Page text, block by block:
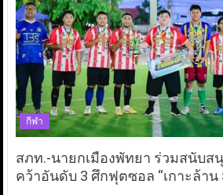
กีฬา
สภท.-นายกเมืองพัทยา ร่วมสนับส
คว้าอันดับ 3 ศึกฟุตซอล “เกาะล้าน